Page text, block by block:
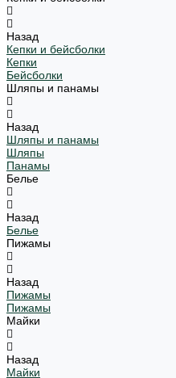
Назад
Кепки и бейсболки
Кепки
Бейсболки
Шляпы и панамы
Назад
Шляпы и панамы
Шляпы
Панамы
Белье
Назад
Белье
Пижамы
Назад
Пижамы
Пижамы
Майки
Назад
Майки